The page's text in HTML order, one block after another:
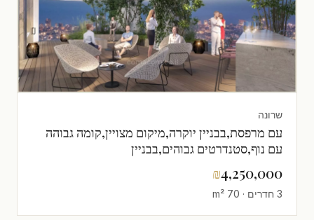
שרונה
עם מרפסת,בבניין יוקרה,מיקום מצויין,קומה גבוהה
עם נוף,סטנדרטים גבוהים,בבניין
₪4,250,000
3 חדרים · 70 m²